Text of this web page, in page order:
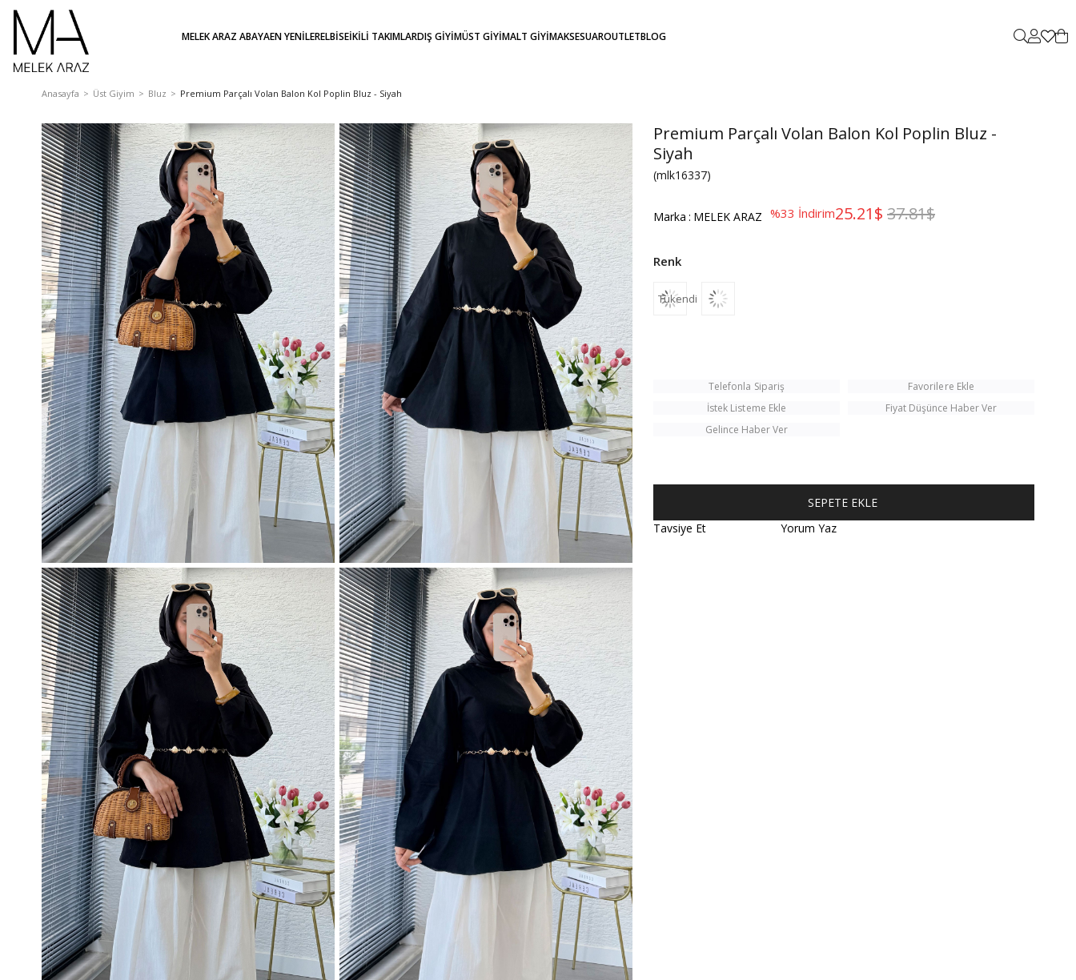
MELEK ARAZ ABAYAEN YENİLERELBİSEİKİLİ TAKIMLARDIŞ GİYİMÜST GİYİMALT GİYİMAKSESUAROUTLETBLOG
Anasayfa Üst Giyim Bluz Premium Parçalı Volan Balon Kol Poplin Bluz - Siyah
Premium Parçalı Volan Balon Kol Poplin Bluz -
Siyah
(mlk16337)
Marka : MELEK ARAZ %33 İndirim 37.81$
25.21$
Tükendi
Telefonla Sipariş
Favorilere Ekle
İstek Listeme Ekle
Fiyat Düşünce Haber Ver
Gelince Haber Ver
Tavsiye Et Yorum Yaz